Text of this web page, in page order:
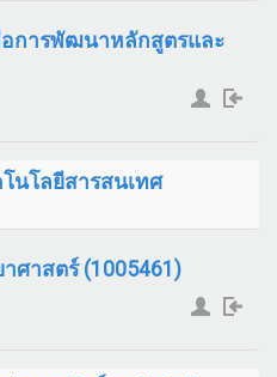
อการพัฒนาหลักสูตรและ
นโลยีสารสนเทศ
ศาสตร์ (1005461)